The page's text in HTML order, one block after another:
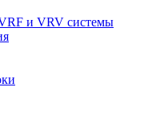
и VRV системы